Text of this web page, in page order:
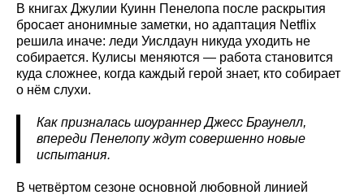
В книгах Джулии Куинн Пенелопа после раскрытия
бросает анонимные заметки, но адаптация Netflix
решила иначе: леди Уислдаун никуда уходить не
собирается. Кулисы меняются — работа становится
куда сложнее, когда каждый герой знает, кто собирает
о нём слухи.
Как призналась шоураннер Джесс Браунелл,
впереди Пенелопу ждут совершенно новые
испытания.
В четвёртом сезоне основной любовной линией